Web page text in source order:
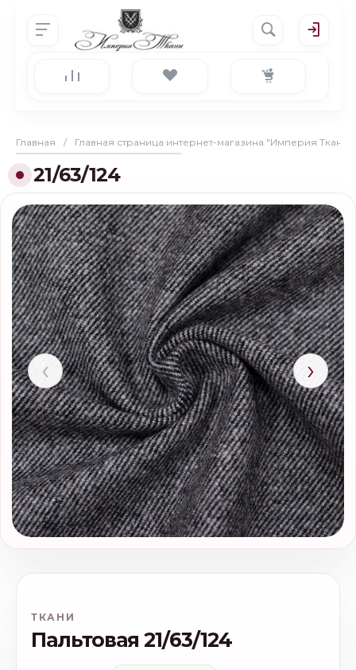
Главная / Главная страница интернет-магазина "Империя Ткани"
21/63/124
‹ ›
ТКАНИ
Пальтовая 21/63/124